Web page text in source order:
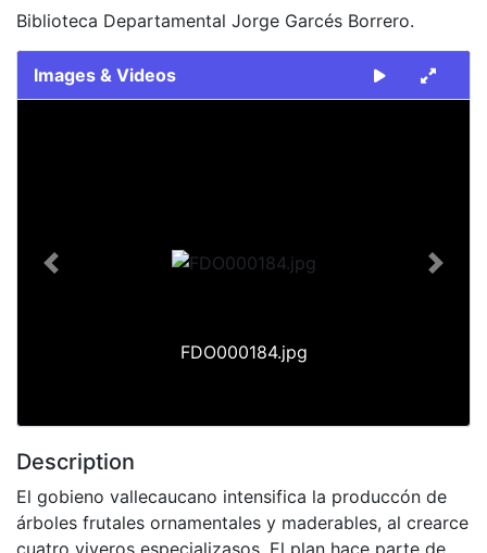
Biblioteca Departamental Jorge Garcés Borrero.
Images & Videos
FDO000184.jpg
Previous Next
Description
El gobieno vallecaucano intensifica la produccón de
árboles frutales ornamentales y maderables, al crearce
cuatro viveros especializasos. El plan hace parte de